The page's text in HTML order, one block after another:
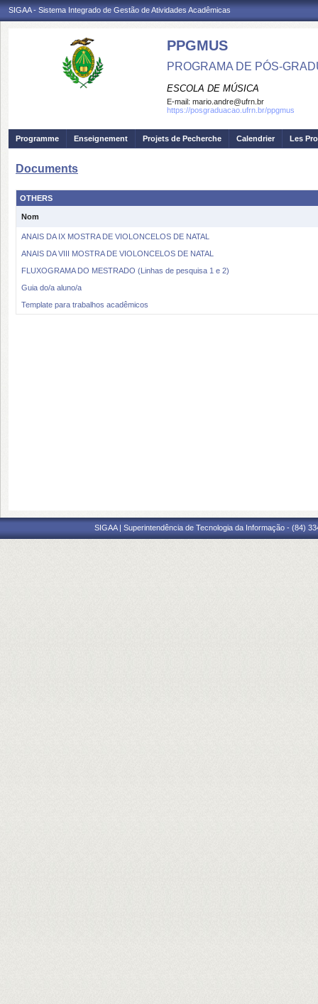
SIGAA - Sistema Integrado de Gestão de Atividades Acadêmicas
PPGMUS
PROGRAMA DE PÓS-
ESCOLA DE MÚSICA
E-mail: mario.andre@ufrn.br
https://posgraduacao.ufrn.br/ppgmus
Programme Enseignement Projets de Pecherche Calendrier Les
Documents
OTHERS
Nom
ANAIS DA IX MOSTRA DE VIOLONCELOS DE NATAL
ANAIS DA VIII MOSTRA DE VIOLONCELOS DE NATAL
FLUXOGRAMA DO MESTRADO (Linhas de pesquisa 1 e 2)
Guia do/a aluno/a
Template para trabalhos acadêmicos
SIGAA | Superintendência de Tecnologia da Informação - (84)